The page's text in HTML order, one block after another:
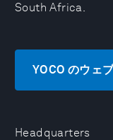
Headquarters
South Africa.
YOCO のウェ